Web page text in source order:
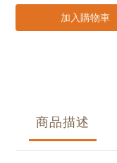
加入購物車
商品描述